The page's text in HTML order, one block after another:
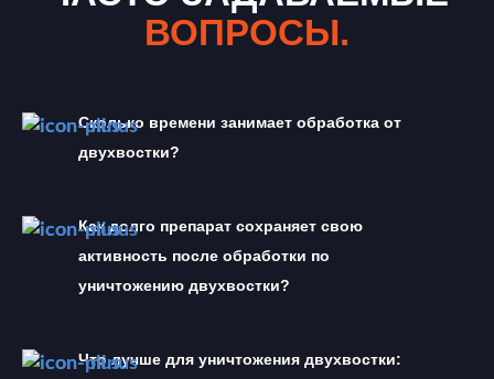
ВОПРОСЫ.
Сколько времени занимает обработка от
двухвостки?
Как долго препарат сохраняет свою
активность после обработки по
уничтожению двухвостки?
Что лучше для уничтожения двухвостки: